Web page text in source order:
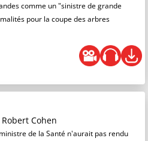
comme un "sinistre de grande
pour la coupe des arbres
Cohen
de la Santé n'aurait pas rendu